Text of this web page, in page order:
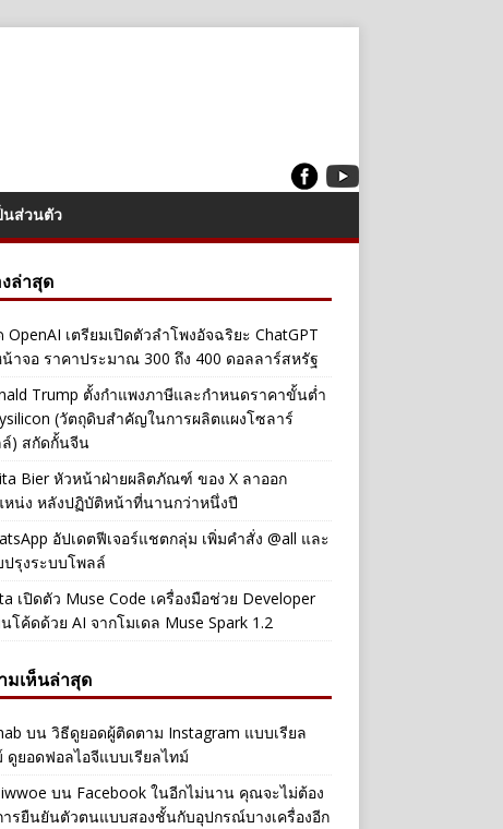
นส่วนตัว
งล่าสุด
OpenAI เตรียมเปิดตัวลำโพงอัจฉริยะ ChatGPT
าจอ ราคาประมาณ 300 ถึง 400 ดอลลาร์สหรัฐ
Trump ตั้งกำแพงภาษีและกำหนดราคาขั้นต่ำ
(วัตถุดิบสำคัญในการผลิตแผงโซลาร์
ล์) สกัดกั้นจีน
Bier หัวหน้าฝ่ายผลิตภัณฑ์ ของ X ลาออก
หน่ง หลังปฏิบัติหน้าที่นานกว่าหนึ่งปี
อัปเดตฟีเจอร์แชตกลุ่ม เพิ่มคำสั่ง @all และ
รุงระบบโพลล์
เปิดตัว Muse Code เครื่องมือช่วย Developer
โค้ดด้วย AI จากโมเดล Muse Spark 1.2
มเห็นล่าสุด
บน วิธีดูยอดผู้ติดตาม Instagram แบบเรียล
ดูยอดฟอลไอจีแบบเรียลไทม์
บน Facebook ในอีกไม่นาน คุณจะไม่ต้อง
ารยืนยันตัวตนแบบสองชั้นกับอุปกรณ์บางเครื่องอีก